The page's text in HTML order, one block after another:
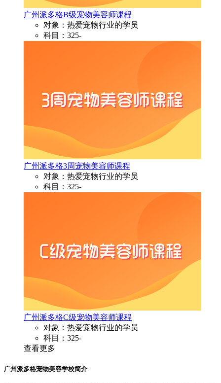
广州派多格B级宠物美容师课程
对象：热爱宠物行业的学员
科目：325-
广州派多格3周宠物美容师课程
对象：热爱宠物行业的学员
科目：325-
广州派多格C级宠物美容师课程
对象：热爱宠物行业的学员
科目：325-
查看更多
广州派多格宠物美容学校简介